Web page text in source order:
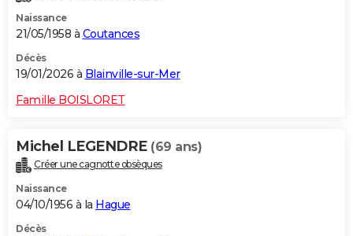
Naissance
21/05/1958 à Coutances
Décès
19/01/2026 à Blainville-sur-Mer
Famille BOISLORET
Michel LEGENDRE (69 ans)
Créer une cagnotte obsèques
Naissance
04/10/1956 à la Hague
Décès